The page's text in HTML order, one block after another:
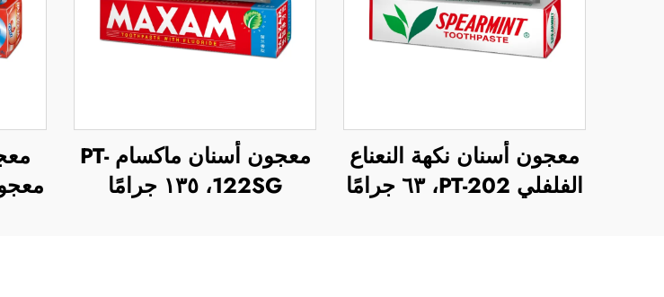
معجون أسنان نكهة النعناع
الفلفلي PT-202، ٦٣ جرامًا
معجون أسنان ماكسام PT-
122SG، ١٣٥ جرامًا